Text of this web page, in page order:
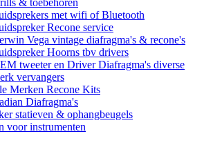
& toebehoren
met wifi of Bluetooth
Recone service
Vega vintage diafragma's & recone's
Hoorns tbv drivers
tweeter en Driver Diafragma's diverse
vervangers
Merken Recone Kits
Diafragma's
statieven & ophangbeugels
voor instrumenten